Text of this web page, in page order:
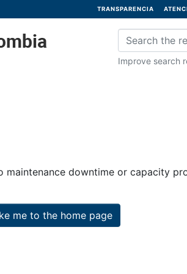
TRANSPARENCIA
Improve search
downtime or capacity
me to the home page